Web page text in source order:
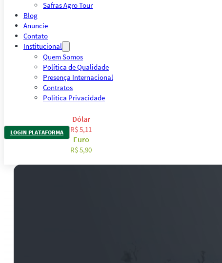
Safras Agro Tour
Blog
Anuncie
Contato
Institucional
Quem Somos
Política de Qualidade
Presença Internacional
Contratos
Política Privacidade
LOGIN PLATAFORMA
Dólar
R$ 5,11
Euro
R$ 5,90